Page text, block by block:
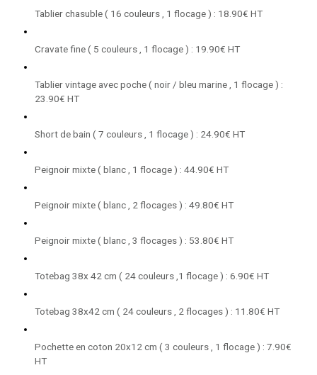
Tablier chasuble ( 16 couleurs , 1 flocage ) : 18.90€ HT
Cravate fine ( 5 couleurs , 1 flocage ) : 19.90€ HT
Tablier vintage avec poche ( noir / bleu marine , 1 flocage ) :
23.90€ HT
Short de bain ( 7 couleurs , 1 flocage ) : 24.90€ HT
Peignoir mixte ( blanc , 1 flocage ) : 44.90€ HT
Peignoir mixte ( blanc , 2 flocages ) : 49.80€ HT
Peignoir mixte ( blanc , 3 flocages ) : 53.80€ HT
Totebag 38x 42 cm ( 24 couleurs ,1 flocage ) : 6.90€ HT
Totebag 38x42 cm ( 24 couleurs , 2 flocages ) : 11.80€ HT
Pochette en coton 20x12 cm ( 3 couleurs , 1 flocage ) : 7.90€
HT